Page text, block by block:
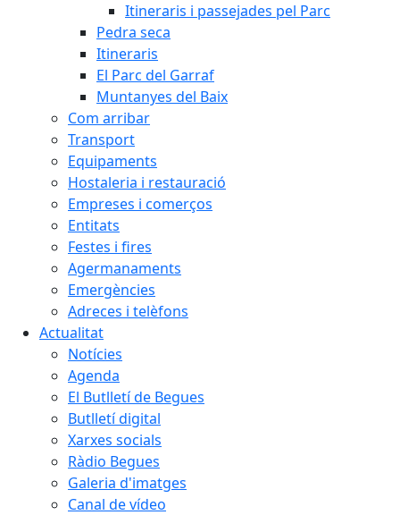
Itineraris i passejades pel Parc
Pedra seca
Itineraris
El Parc del Garraf
Muntanyes del Baix
Com arribar
Transport
Equipaments
Hostaleria i restauració
Empreses i comerços
Entitats
Festes i fires
Agermanaments
Emergències
Adreces i telèfons
Actualitat
Notícies
Agenda
El Butlletí de Begues
Butlletí digital
Xarxes socials
Ràdio Begues
Galeria d'imatges
Canal de vídeo